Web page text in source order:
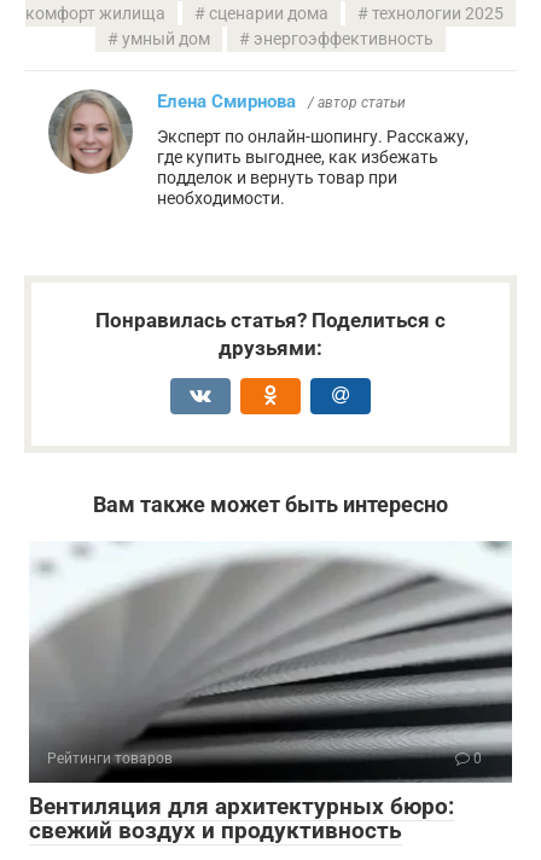
комфорт жилища
сценарии дома
технологии 2025
умный дом
энергоэффективность
Елена Смирнова / автор статьи
Эксперт по онлайн-шопингу. Расскажу,
где купить выгоднее, как избежать
подделок и вернуть товар при
необходимости.
Понравилась статья? Поделиться с
друзьями:
Вам также может быть интересно
Рейтинги товаров 0
Вентиляция для архитектурных бюро:
свежий воздух и продуктивность